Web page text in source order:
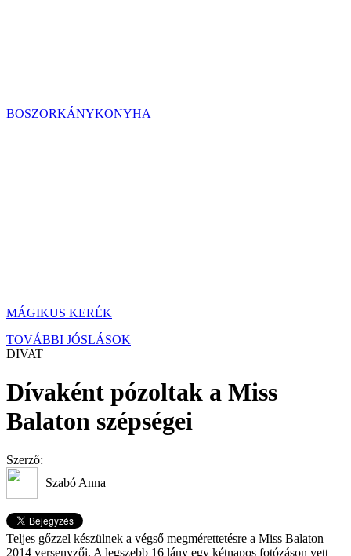
BOSZORKÁNYKONYHA
MÁGIKUS KERÉK
TOVÁBBI JÓSLÁSOK
DIVAT
Dívaként pózoltak a Miss
Balaton szépségei
Szerző:
Szabó Anna
Teljes gőzzel készülnek a végső megmérettetésre a Miss Balaton
2014 versenyzői. A legszebb 16 lány egy kétnapos fotózáson vett